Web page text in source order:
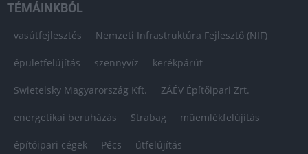
TÉMÁINKBÓL
vasútfejlesztés Nemzeti Infrastruktúra Fejlesztő (NIF)
épületfelújítás szennyvíz kerékpárút
Swietelsky Magyarország Kft. ZÁÉV Építőipari Zrt.
energetikai beruházás Strabag műemlékfelújítás
építőipari cégek Pécs útfelújítás